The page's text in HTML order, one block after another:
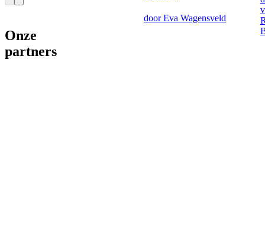
door Eva Wagensveld
Onze
partners